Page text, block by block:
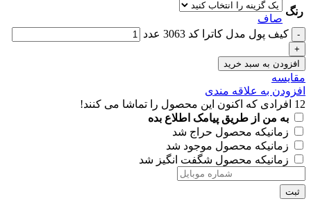
رنگ
صاف
کیف پول مدل کاترا کد 3063 عدد
افزودن به سبد خرید
مقايسه
افزودن به علاقه مندی
12 افرادی که اکنون این محصول را تماشا می کنند!
به من از طریق پیامک اطلاع بده
زمانیکه محصول حراج شد
زمانیکه محصول موجود شد
زمانیکه محصول شگفت انگیز شد
ثبت